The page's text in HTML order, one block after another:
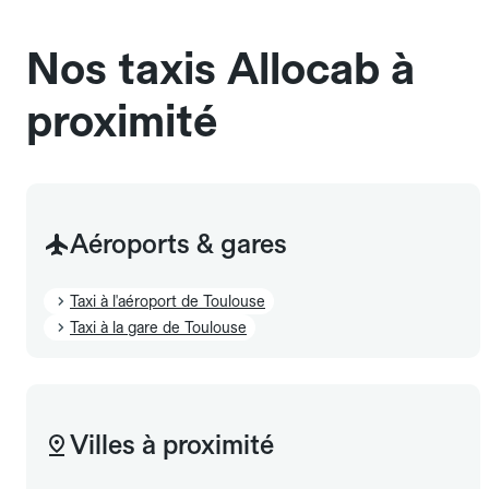
Nos taxis Allocab à
proximité
Aéroports & gares
Taxi à l'aéroport de Toulouse
Taxi à la gare de Toulouse
Villes à proximité